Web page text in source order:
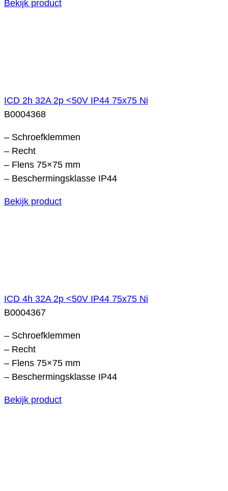
Bekijk product
ICD 2h 32A 2p <50V IP44 75x75 Ni
B0004368
– Schroefklemmen
– Recht
– Flens 75×75 mm
– Beschermingsklasse IP44
Bekijk product
ICD 4h 32A 2p <50V IP44 75x75 Ni
B0004367
– Schroefklemmen
– Recht
– Flens 75×75 mm
– Beschermingsklasse IP44
Bekijk product